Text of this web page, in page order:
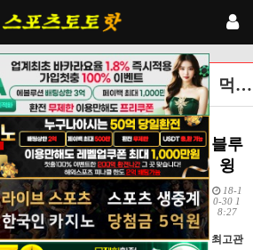
먹튀검증토토사이트 글보기
블루
윙
18-1
0-30 1
8:27
최고관